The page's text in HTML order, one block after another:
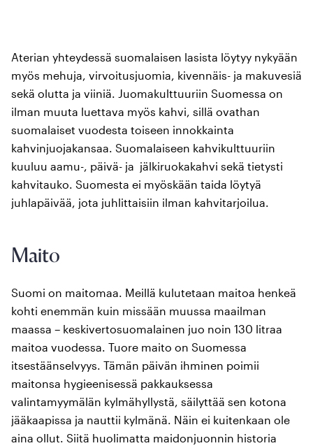
Aterian yhteydessä suomalaisen lasista löytyy nykyään
myös mehuja, virvoitusjuomia, kivennäis- ja makuvesiä
sekä olutta ja viiniä. Juomakulttuuriin Suomessa on
ilman muuta luettava myös kahvi, sillä ovathan
suomalaiset vuodesta toiseen innokkainta
kahvinjuojakansaa. Suomalaiseen kahvikulttuuriin
kuuluu aamu-, päivä- ja jälkiruokakahvi sekä tietysti
kahvitauko. Suomesta ei myöskään taida löytyä
juhlapäivää, jota juhlittaisiin ilman kahvitarjoilua.
Maito
Suomi on maitomaa. Meillä kulutetaan maitoa henkeä
kohti enemmän kuin missään muussa maailman
maassa – keskivertosuomalainen juo noin 130 litraa
maitoa vuodessa. Tuore maito on Suomessa
itsestäänselvyys. Tämän päivän ihminen poimii
maitonsa hygieenisessä pakkauksessa
valintamyymälän kylmähyllystä, säilyttää sen kotona
jääkaapissa ja nauttii kylmänä. Näin ei kuitenkaan ole
aina ollut. Siitä huolimatta maidonjuonnin historia